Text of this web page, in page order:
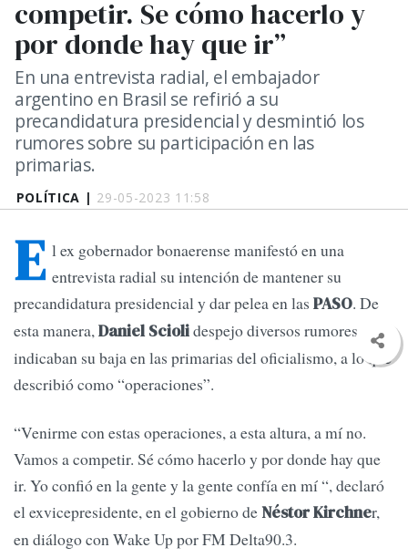
POLÍTICA | 29-05-2023 11:58
competir. Se cómo hacerlo y
por donde hay que ir”
En una entrevista radial, el embajador
argentino en Brasil se refirió a su
precandidatura presidencial y desmintió los
rumores sobre su participación en las
primarias.
E l ex gobernador bonaerense manifestó en una
entrevista radial su intención de mantener su
precandidatura presidencial y dar pelea en las PASO. De
esta manera,Daniel Sciolidespejo diversos rumores que
indicaban su baja en las primarias del oficialismo, a lo que
describió como “operaciones”.
“Venirme con estas operaciones, a esta altura, a mí no.
Vamos a competir. Sé cómo hacerlo y por donde hay que
ir. Yo confió en la gente y la gente confía en mí “, declaró
el exvicepresidente, en el gobierno deNéstor Kirchner,
en diálogo con Wake Up por FM Delta90.3.